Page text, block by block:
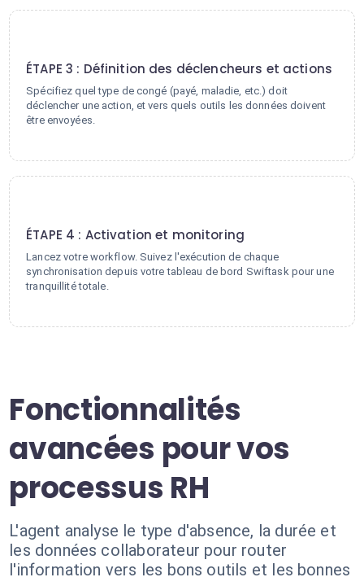
ÉTAPE 3 : Définition des déclencheurs et actions
Spécifiez quel type de congé (payé, maladie, etc.) doit
déclencher une action, et vers quels outils les données doivent
être envoyées.
ÉTAPE 4 : Activation et monitoring
Lancez votre workflow. Suivez l'exécution de chaque
synchronisation depuis votre tableau de bord Swiftask pour une
tranquillité totale.
Fonctionnalités
avancées pour vos
processus RH
L'agent analyse le type d'absence, la durée et
les données collaborateur pour router
l'information vers les bons outils et les bonnes